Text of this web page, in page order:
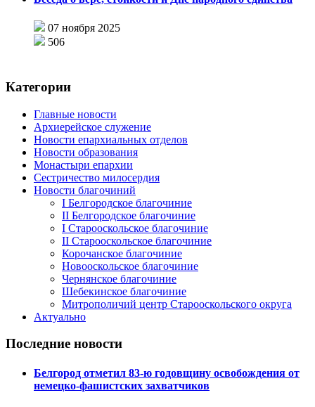
07 ноября 2025
506
Категории
Главные новости
Архиерейское служение
Новости епархиальных отделов
Новости образования
Монастыри епархии
Сестричество милосердия
Новости благочиний
I Белгородское благочиние
II Белгородское благочиние
I Старооскольское благочиние
II Старооскольское благочиние
Корочанское благочиние
Новооскольское благочиние
Чернянское благочиние
Шебекинское благочиние
Митрополичий центр Старооскольского округа
Актуально
Последние новости
Белгород отметил 83-ю годовщину освобождения от
немецко-фашистских захватчиков